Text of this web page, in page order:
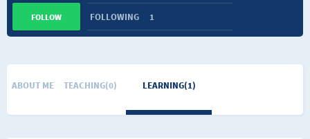
FOLLOWING 1
FOLLOW
ABOUT ME TEACHING(0) LEARNING(1)